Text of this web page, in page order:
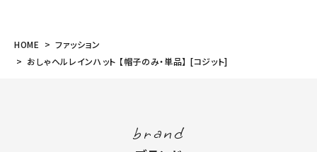
HOME
ファッション
おしゃヘルレインハット 【帽子のみ・単品】 [コジット]
brand